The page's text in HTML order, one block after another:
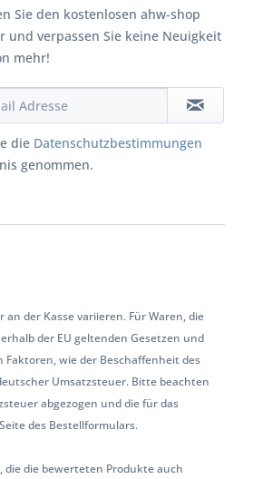
Sie den kostenlosen ahw-shop
und verpassen Sie keine Neuigkeit
mehr!
die Datenschutzbestimmungen
genommen.
der Kasse variieren. Für Waren, die
der EU geltenden Gesetzen und
wie der Beschaffenheit des
Umsatzsteuer. Bitte beachten
abgezogen und die für das
des Bestellformulars.
die bewerteten Produkte auch